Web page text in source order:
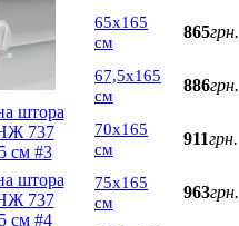
65х165
см
865грн.
67,5х165
см
886грн.
70х165
см
911грн.
75х165
см
963грн.